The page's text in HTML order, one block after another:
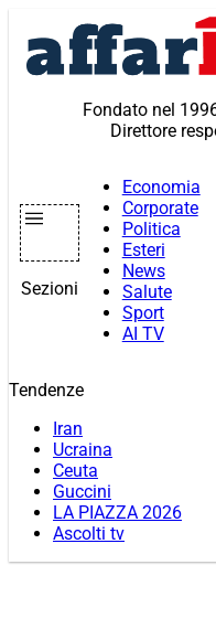
contenuto
Fondato nel
Direttore
Sezioni
Economia
Corporate
Politica
Esteri
News
Salute
Sport
AI TV
Tendenze
Iran
Ucraina
Ceuta
Guccini
LA PIAZZA 2026
Ascolti tv